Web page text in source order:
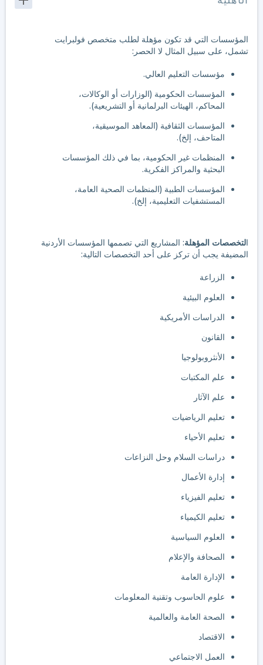
المؤسسات التي قد تكون مؤهلة لطلب متخصص فولبرايت
تشمل، على سبيل المثال لا الحصر:
مؤسسات التعليم العالي.
المؤسسات الحكومية (الوزارات أو الوكالات،
المحاكم، الهيئات البرلمانية أو التشريعية).
المؤسسات الثقافية (المعاهد الموسيقية،
المتاحف، إلخ).
المنظمات غير الحكومية، بما في ذلك المؤسسات
البحثية والمراكز الفكرية.
المؤسسات الطبية (المنظمات الصحية العامة،
المستشفيات التعليمية، إلخ).
التخصصات المؤهلة: المشاريع التي تصممها المؤسسات الأردنية
المضيفة يجب أن تركز على أحد التخصصات التالية:
الزراعة
العلوم البيئية
الدراسات الأمريكية
القانون
الأنثروبولوجيا
علم المكتبات
علم الآثار
تعليم الرياضيات
تعليم الأحياء
دراسات السلام وحل النزاعات
إدارة الأعمال
تعليم الفيزياء
تعليم الكيمياء
العلوم السياسية
الصحافة والإعلام
الإدارة العامة
علوم الحاسوب وتقنية المعلومات
الصحة العامة والعالمية
الاقتصاد
العمل الاجتماعي